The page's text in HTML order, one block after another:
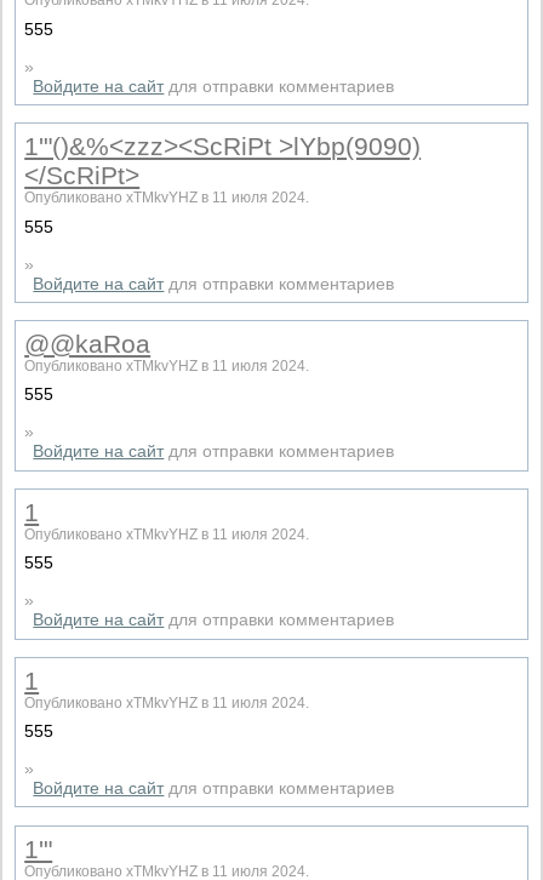
555
»
Войдите на сайтдля отправки комментариев
1'"()&%<zzz><ScRiPt >lYbp(9090)
</ScRiPt>
Опубликовано xTMkvYHZ в 11 июля 2024.
555
»
Войдите на сайтдля отправки комментариев
@@kaRoa
Опубликовано xTMkvYHZ в 11 июля 2024.
555
»
Войдите на сайтдля отправки комментариев
1
Опубликовано xTMkvYHZ в 11 июля 2024.
555
»
Войдите на сайтдля отправки комментариев
1
Опубликовано xTMkvYHZ в 11 июля 2024.
555
»
Войдите на сайтдля отправки комментариев
1'"
Опубликовано xTMkvYHZ в 11 июля 2024.